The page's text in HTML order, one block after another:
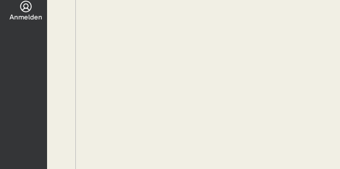
Anmelden